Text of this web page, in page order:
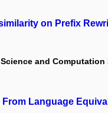
on Prefix
and Computation
Language